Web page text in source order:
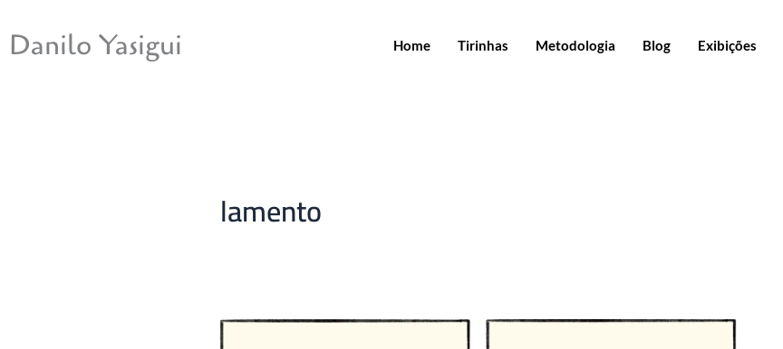
para
Danilo Yasigui Home Tirinhas Metodologia Blog Exibições
lamento